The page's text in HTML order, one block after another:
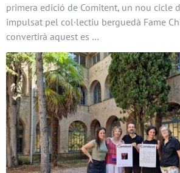
primera edició de Comitent, un nou cicle
impulsat pel col·lectiu berguedà Fame
convertirà aquest es …